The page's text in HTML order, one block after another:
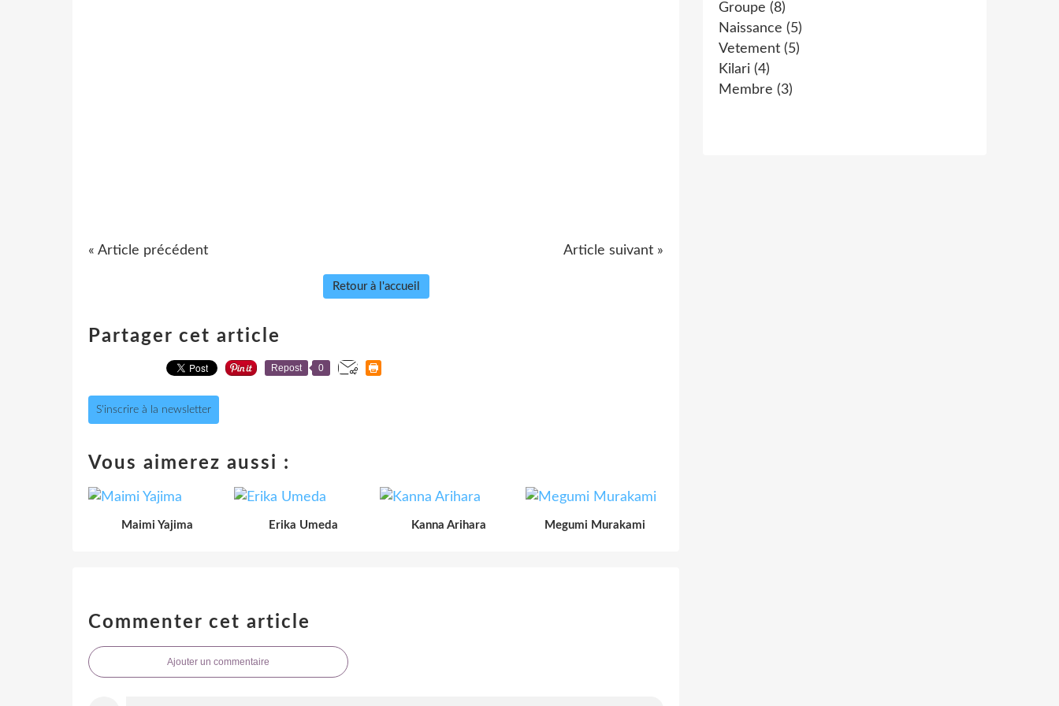
« Article précédent Article suivant »
Retour à l'accueil
Partager cet article
Repost 0
S'inscrire à la newsletter
Vous aimerez aussi :
Maimi Yajima Erika Umeda Kanna Arihara Megumi Murakami
Commenter cet article
Ajouter un commentaire
Groupe (8)
Naissance (5)
Vetement (5)
Kilari (4)
Membre (3)